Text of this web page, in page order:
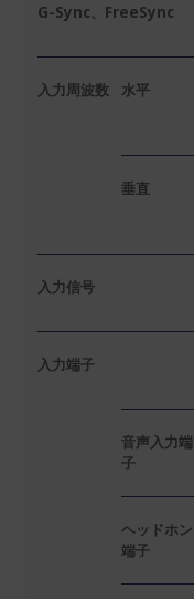
G-Sync、FreeSync
入力周波数 水平
垂直
入力信号
入力端子
音声入力端
子
ヘッドホン
端子